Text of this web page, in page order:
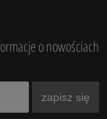
o nowościach
zapisz się